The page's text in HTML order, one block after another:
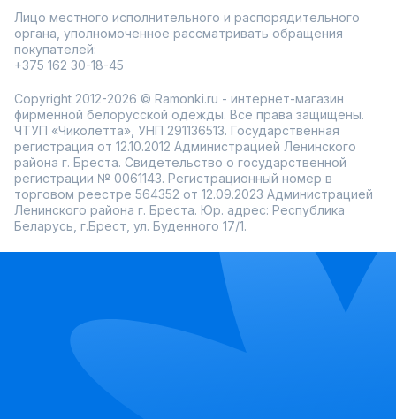
Лицо местного исполнительного и распорядительного
органа, уполномоченное рассматривать обращения
покупателей:
+375 162 30-18-45
Copyright 2012-2026 © Ramonki.ru - интернет-магазин
фирменной белорусской одежды. Все права защищены.
ЧТУП «Чиколетта», УНП 291136513. Государственная
регистрация от 12.10.2012 Администрацией Ленинского
района г. Бреста. Свидетельство о государственной
регистрации № 0061143. Регистрационный номер в
торговом реестре 564352 от 12.09.2023 Администрацией
Ленинского района г. Бреста. Юр. адрес: Республика
Беларусь, г.Брест, ул. Буденного 17/1.